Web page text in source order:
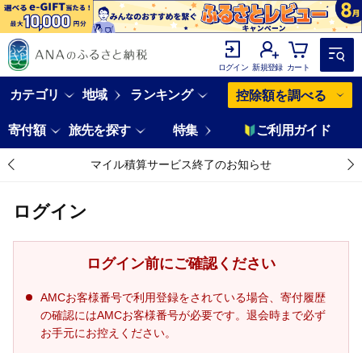
ログイン 新規登録 カート
カテゴリ 地域 ランキング 控除額を調べる
寄付額 旅先を探す 特集 ご利用ガイド
マイル積算サービス終了のお知らせ
ログイン
ログイン前にご確認ください
AMCお客様番号で利用登録をされている場合、寄付履歴
の確認にはAMCお客様番号が必要です。退会時まで必ず
お手元にお控えください。